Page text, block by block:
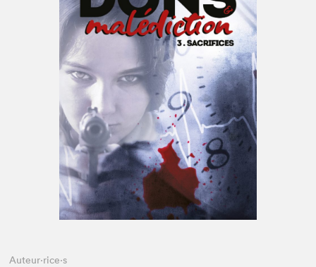
Espace enseignant·e·s
Espace pro
Auteur·rice·s